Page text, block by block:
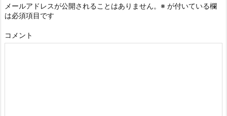
メールアドレスが公開されることはありません。 ※ が付いている欄
は必須項目です
コメント